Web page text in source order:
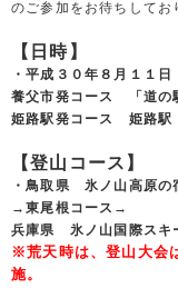
のご参加をお待ちしてお
【日時】
・平成３０年８月１１日
養父市発コース 「道の
姫路駅発コース 姫路
【登山コース】
・鳥取県 氷ノ山高原
→東尾根コース→
兵庫県 氷ノ山国際スキ
※荒天時は、登山大会
施。